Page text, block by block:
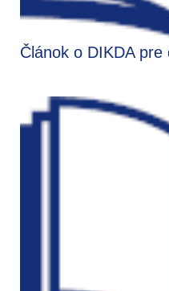
Článok o DIKDA